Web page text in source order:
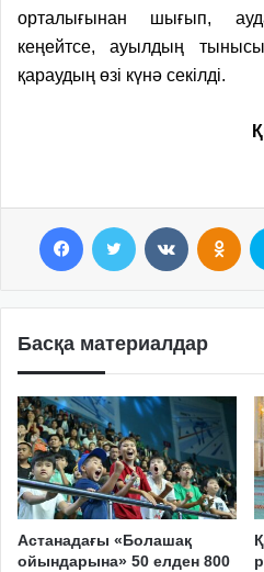
орталығынан шы­ғып,
кеңейтсе, ауылдың
қараудың өзі күнә секілді.
Басқа материалдар
Астанадағы «Болашақ
ойындарына» 50 елден 800